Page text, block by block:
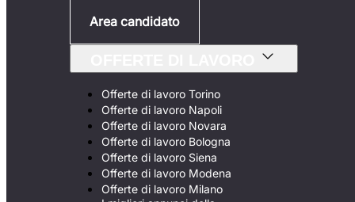
Area candidato
Offerte di lavoro Torino
Offerte di lavoro Napoli
Offerte di lavoro Novara
Offerte di lavoro Bologna
Offerte di lavoro Siena
Offerte di lavoro Modena
Offerte di lavoro Milano